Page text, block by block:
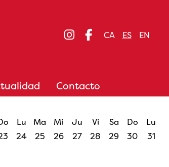
CA ES EN
Link a instagram
Link a
Contacto
Lu
24
Ma
25
Mi
26
Ju
27
Vi
28
Sa
29
Do
30
Lu
31